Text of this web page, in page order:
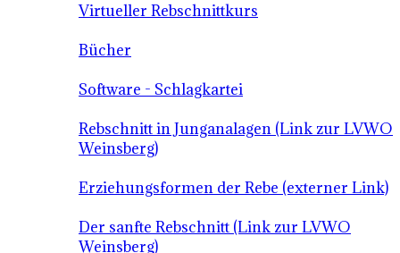
Virtueller Rebschnittkurs
Bücher
Software - Schlagkartei
Rebschnitt in Junganalagen (Link zur LVWO
Weinsberg)
Erziehungsformen der Rebe (externer Link)
Der sanfte Rebschnitt (Link zur LVWO
Weinsberg)